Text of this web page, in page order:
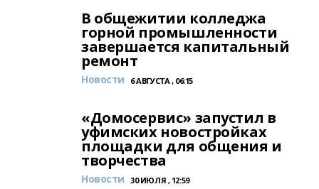
В общежитии колледжа
горной промышленности
завершается капитальный
ремонт
Новости 6 АВГУСТА , 06:15
«Домосервис» запустил в
уфимских новостройках
площадки для общения и
творчества
Новости 30 ИЮЛЯ , 12:59